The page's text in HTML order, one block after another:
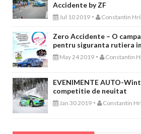
Accidente by ZF
Jul 10 2019 - Constantin
Zero Accidente – O
pentru siguranta rutiera
May 24 2019 - Constantin
EVENIMENTE AUTO-
competitie de neuitat
Jan 30 2019 - Constantin